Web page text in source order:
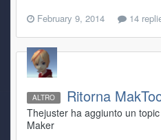
February 9, 2014
14
ALTRO Ritorna
Thejuster ha aggiunto un
Maker